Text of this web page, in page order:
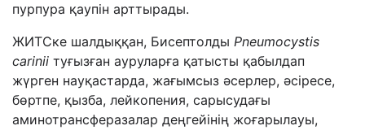
пурпура қаупін арттырады.
ЖИТСке шалдыққан, Бисептолды Pneumocystis
carinii туғызған ауруларға қатысты қабылдап
жүрген науқастарда, жағымсыз әсерлер, әсіресе,
бөртпе, қызба, лейкопения, сарысудағы
аминотрансферазалар деңгейінің жоғарылауы,